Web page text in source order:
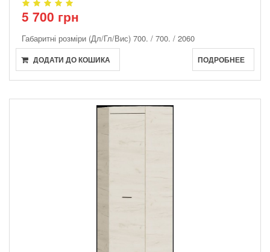
5 700 грн
Габаритні розміри (Дл/Гл/Вис) 700. / 700. / 2060
ДОДАТИ ДО КОШИКА ПОДРОБНЕЕ